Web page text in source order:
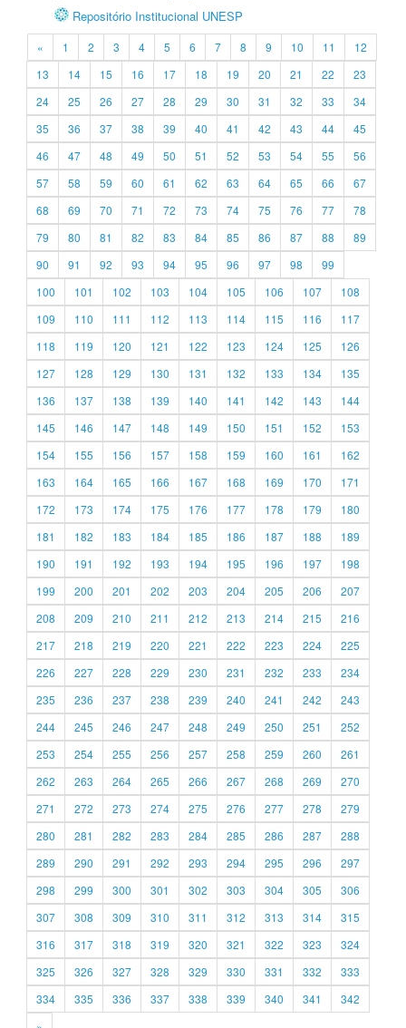
Repositório Institucional UNESP
« 1 2 3 4 5 6 7 8 9 10 11
12
13
14 15 16 17 18 19 20 21 22
23
24
25 26 27 28 29 30 31 32 33
34
35
36 37 38 39 40 41 42 43 44
45
46
47 48 49 50 51 52 53 54 55
56
57
58 59 60 61 62 63 64 65 66
67
68
69 70 71 72 73 74 75 76 77
78
79
80 81 82 83 84 85 86 87 88
89
90
91 92 93 94 95 96 97 98
99
100
101 102 103 104 105 106 107
108
109
110 111 112 113 114 115 116
117
118
119 120 121 122 123 124 125
126
127
128 129 130 131 132 133 134
135
136
137 138 139 140 141 142 143
144
145
146 147 148 149 150 151 152
153
154
155 156 157 158 159 160 161
162
163
164 165 166 167 168 169 170
171
172
173 174 175 176 177 178 179
180
181
182 183 184 185 186 187 188
189
190
191 192 193 194 195 196 197
198
199
200 201 202 203 204 205 206
207
208
209 210 211 212 213 214 215
216
217
218 219 220 221 222 223 224
225
226
227 228 229 230 231 232 233
234
235
236 237 238 239 240 241 242
243
244
245 246 247 248 249 250 251
252
253
254 255 256 257 258 259 260
261
262
263 264 265 266 267 268 269
270
271
272 273 274 275 276 277 278
279
280
281 282 283 284 285 286 287
288
289
290 291 292 293 294 295 296
297
298
299 300 301 302 303 304 305
306
307
308 309 310 311 312 313 314
315
316
317 318 319 320 321 322 323
324
325
326 327 328 329 330 331 332
333
334
335 336 337 338 339 340 341
342